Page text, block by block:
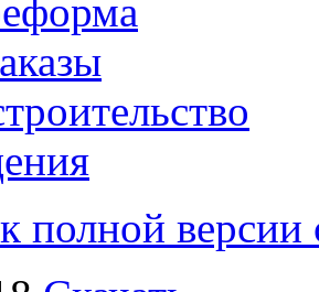
полной версии